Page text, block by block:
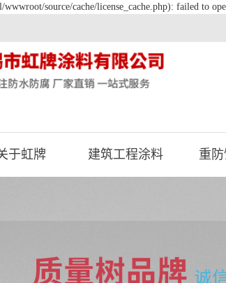
source/cache/license_cache.php): failed to
于虹牌 建筑工程涂料 重